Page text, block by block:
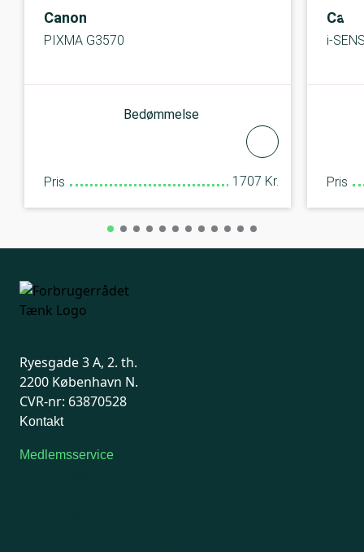
Canon
PIXMA G3570
Bedømmelse
Pris 1707 Kr.
i-
Pris
Ryesgade 3 A, 2. th.
2200 København N.
CVR-nr: 63870528
Kontakt
Medlemsservice